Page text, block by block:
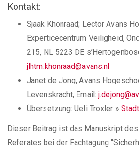
Kontakt:
Sjaak Khonraad; Lector Avans
Experticecentrum Veiligheid,
215, NL 5223 DE
jlhtm.khonraad@avans.nl
Janet de Jong, Avans
Levenskracht, Email:
Übersetzung: Ueli Troxler »
Dieser Beitrag ist das Manuskript
Referates bei der Fachtagung